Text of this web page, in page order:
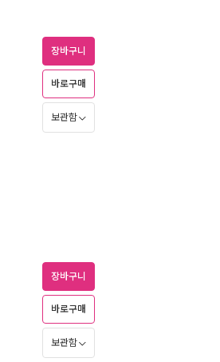
장바구니
바로구매
보관함
장바구니
바로구매
보관함